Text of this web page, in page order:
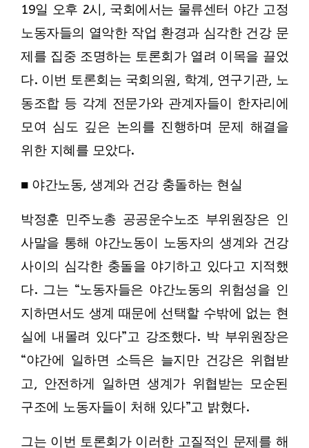
19일 오후 2시, 국회에서는 물류센터 야간 고정
노동자들의 열악한 작업 환경과 심각한 건강 문
제를 집중 조명하는 토론회가 열려 이목을 끌었
다. 이번 토론회는 국회의원, 학계, 연구기관, 노
동조합 등 각계 전문가와 관계자들이 한자리에
모여 심도 깊은 논의를 진행하며 문제 해결을
위한 지혜를 모았다.
■ 야간노동, 생계와 건강 충돌하는 현실
박정훈 민주노총 공공운수노조 부위원장은 인
사말을 통해 야간노동이 노동자의 생계와 건강
사이의 심각한 충돌을 야기하고 있다고 지적했
다. 그는 “노동자들은 야간노동의 위험성을 인
지하면서도 생계 때문에 선택할 수밖에 없는 현
실에 내몰려 있다”고 강조했다. 박 부위원장은
“야간에 일하면 소득은 늘지만 건강은 위협받
고, 안전하게 일하면 생계가 위협받는 모순된
구조에 노동자들이 처해 있다”고 밝혔다.
그는 이번 토론회가 이러한 고질적인 문제를 해